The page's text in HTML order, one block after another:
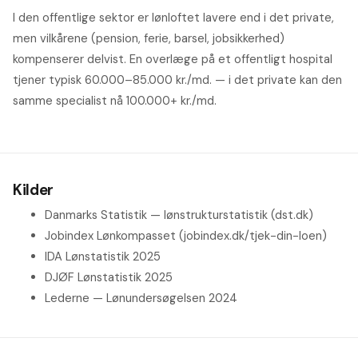
I den offentlige sektor er lønloftet lavere end i det private,
men vilkårene (pension, ferie, barsel, jobsikkerhed)
kompenserer delvist. En overlæge på et offentligt hospital
tjener typisk 60.000–85.000 kr./md. — i det private kan den
samme specialist nå 100.000+ kr./md.
Kilder
Danmarks Statistik — lønstrukturstatistik (dst.dk)
Jobindex Lønkompasset (jobindex.dk/tjek-din-loen)
IDA Lønstatistik 2025
DJØF Lønstatistik 2025
Lederne — Lønundersøgelsen 2024